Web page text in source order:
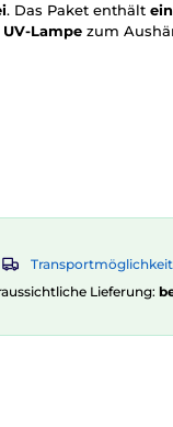
. Das Paket enthält
Lampe zum
Lieferung: